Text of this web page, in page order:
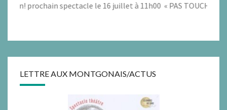
prochain spectacle le 16 juillet à 11h00 « PAS TOUCHE » voir
LETTRE AUX MONTGONAIS/ACTUS